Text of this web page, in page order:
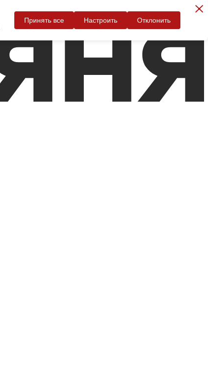
Принять все Настроить Отклонить